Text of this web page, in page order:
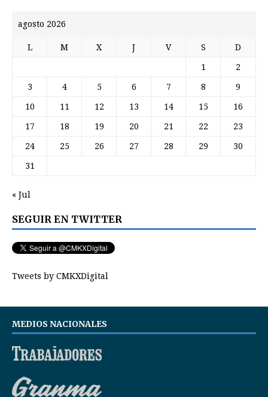
agosto 2026
L M X J V S D
1 2
3 4 5 6 7 8 9
10 11 12 13 14 15 16
17 18 19 20 21 22 23
24 25 26 27 28 29 30
31
« Jul
SEGUIR EN TWITTER
Tweets by CMKXDigital
MEDIOS NACIONALES